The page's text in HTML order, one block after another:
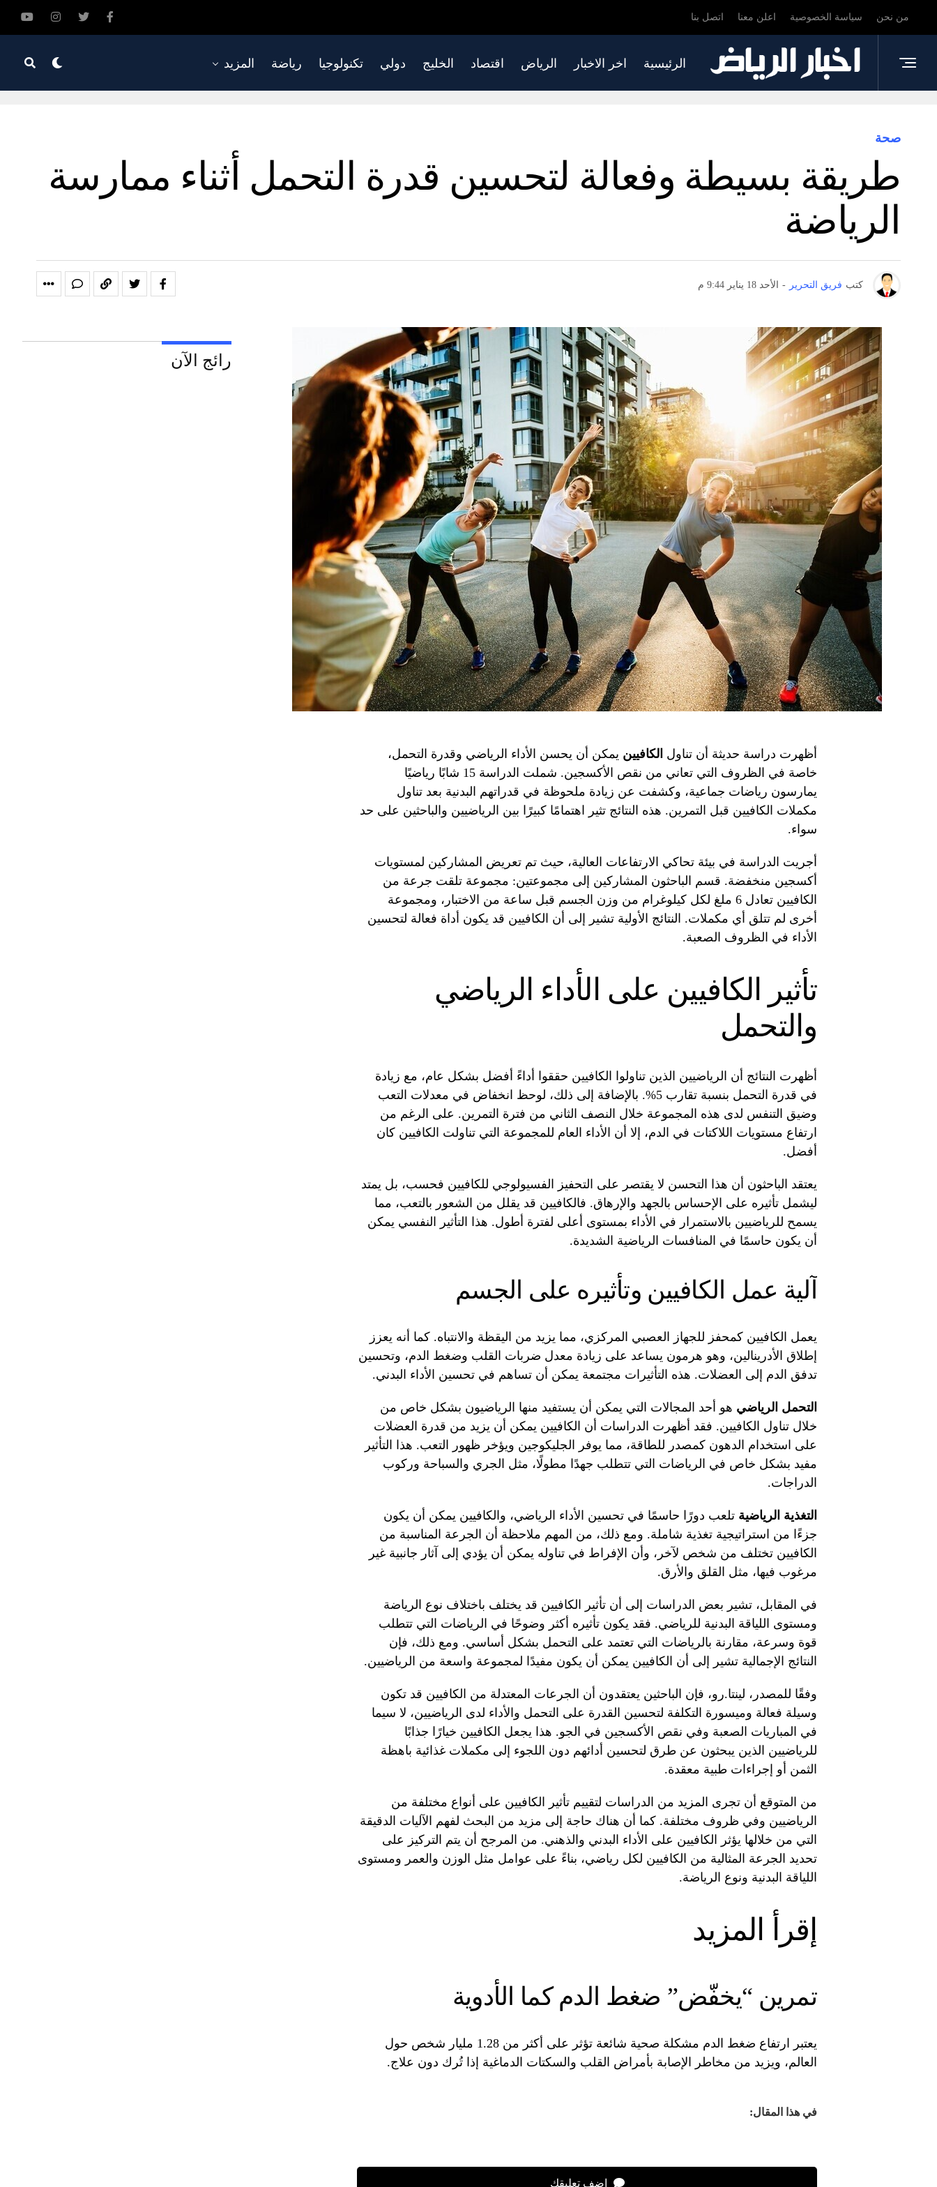
من نحن سياسة الخصوصية اعلن معنا اتصل بنا
الرئيسية اخر الاخبار الرياض اقتصاد الخليج دولي تكنولوجيا رياضة المزيد
صحة
طريقة بسيطة وفعالة لتحسين قدرة التحمل أثناء ممارسة
الرياضة
كتب فريق التحرير - الأحد 18 يناير 9:44 م
أظهرت دراسة حديثة أن تناول الكافيين يمكن أن يحسن الأداء الرياضي وقدرة التحمل،
خاصة في الظروف التي تعاني من نقص الأكسجين. شملت الدراسة 15 شابًا رياضيًا
يمارسون رياضات جماعية، وكشفت عن زيادة ملحوظة في قدراتهم البدنية بعد تناول
مكملات الكافيين قبل التمرين. هذه النتائج تثير اهتمامًا كبيرًا بين الرياضيين والباحثين على حد
سواء.
أجريت الدراسة في بيئة تحاكي الارتفاعات العالية، حيث تم تعريض المشاركين لمستويات
أكسجين منخفضة. قسم الباحثون المشاركين إلى مجموعتين: مجموعة تلقت جرعة من
الكافيين تعادل 6 ملغ لكل كيلوغرام من وزن الجسم قبل ساعة من الاختبار، ومجموعة
أخرى لم تتلق أي مكملات. النتائج الأولية تشير إلى أن الكافيين قد يكون أداة فعالة لتحسين
الأداء في الظروف الصعبة.
تأثير الكافيين على الأداء الرياضي
والتحمل
أظهرت النتائج أن الرياضيين الذين تناولوا الكافيين حققوا أداءً أفضل بشكل عام، مع زيادة
في قدرة التحمل بنسبة تقارب 5%. بالإضافة إلى ذلك، لوحظ انخفاض في معدلات التعب
وضيق التنفس لدى هذه المجموعة خلال النصف الثاني من فترة التمرين. على الرغم من
ارتفاع مستويات اللاكتات في الدم، إلا أن الأداء العام للمجموعة التي تناولت الكافيين كان
أفضل.
يعتقد الباحثون أن هذا التحسن لا يقتصر على التحفيز الفسيولوجي للكافيين فحسب، بل يمتد
ليشمل تأثيره على الإحساس بالجهد والإرهاق. فالكافيين قد يقلل من الشعور بالتعب، مما
يسمح للرياضيين بالاستمرار في الأداء بمستوى أعلى لفترة أطول. هذا التأثير النفسي يمكن
أن يكون حاسمًا في المنافسات الرياضية الشديدة.
آلية عمل الكافيين وتأثيره على الجسم
يعمل الكافيين كمحفز للجهاز العصبي المركزي، مما يزيد من اليقظة والانتباه. كما أنه يعزز
إطلاق الأدرينالين، وهو هرمون يساعد على زيادة معدل ضربات القلب وضغط الدم، وتحسين
تدفق الدم إلى العضلات. هذه التأثيرات مجتمعة يمكن أن تساهم في تحسين الأداء البدني.
التحمل الرياضي هو أحد المجالات التي يمكن أن يستفيد منها الرياضيون بشكل خاص من
خلال تناول الكافيين. فقد أظهرت الدراسات أن الكافيين يمكن أن يزيد من قدرة العضلات
على استخدام الدهون كمصدر للطاقة، مما يوفر الجليكوجين ويؤخر ظهور التعب. هذا التأثير
مفيد بشكل خاص في الرياضات التي تتطلب جهدًا مطولًا، مثل الجري والسباحة وركوب
الدراجات.
التغذية الرياضية تلعب دورًا حاسمًا في تحسين الأداء الرياضي، والكافيين يمكن أن يكون
جزءًا من استراتيجية تغذية شاملة. ومع ذلك، من المهم ملاحظة أن الجرعة المناسبة من
الكافيين تختلف من شخص لآخر، وأن الإفراط في تناوله يمكن أن يؤدي إلى آثار جانبية غير
مرغوب فيها، مثل القلق والأرق.
في المقابل، تشير بعض الدراسات إلى أن تأثير الكافيين قد يختلف باختلاف نوع الرياضة
ومستوى اللياقة البدنية للرياضي. فقد يكون تأثيره أكثر وضوحًا في الرياضات التي تتطلب
قوة وسرعة، مقارنة بالرياضات التي تعتمد على التحمل بشكل أساسي. ومع ذلك، فإن
النتائج الإجمالية تشير إلى أن الكافيين يمكن أن يكون مفيدًا لمجموعة واسعة من الرياضيين.
وفقًا للمصدر، لينتا.رو، فإن الباحثين يعتقدون أن الجرعات المعتدلة من الكافيين قد تكون
وسيلة فعالة وميسورة التكلفة لتحسين القدرة على التحمل والأداء لدى الرياضيين، لا سيما
في المباريات الصعبة وفي نقص الأكسجين في الجو. هذا يجعل الكافيين خيارًا جذابًا
للرياضيين الذين يبحثون عن طرق لتحسين أدائهم دون اللجوء إلى مكملات غذائية باهظة
الثمن أو إجراءات طبية معقدة.
من المتوقع أن تجرى المزيد من الدراسات لتقييم تأثير الكافيين على أنواع مختلفة من
الرياضيين وفي ظروف مختلفة. كما أن هناك حاجة إلى مزيد من البحث لفهم الآليات الدقيقة
التي من خلالها يؤثر الكافيين على الأداء البدني والذهني. من المرجح أن يتم التركيز على
تحديد الجرعة المثالية من الكافيين لكل رياضي، بناءً على عوامل مثل الوزن والعمر ومستوى
اللياقة البدنية ونوع الرياضة.
إقرأ المزيد
تمرين “يخفّض” ضغط الدم كما الأدوية
يعتبر ارتفاع ضغط الدم مشكلة صحية شائعة تؤثر على أكثر من 1.28 مليار شخص حول
العالم، ويزيد من مخاطر الإصابة بأمراض القلب والسكتات الدماغية إذا تُرك دون علاج.
في هذا المقال:
اضف تعليقك
رائج الآن